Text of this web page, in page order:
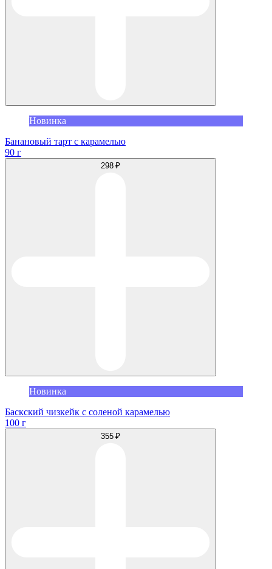
Новинка
Банановый тарт с карамелью
90 г
298 ₽
Новинка
Баскский чизкейк с соленой карамелью
100 г
355 ₽